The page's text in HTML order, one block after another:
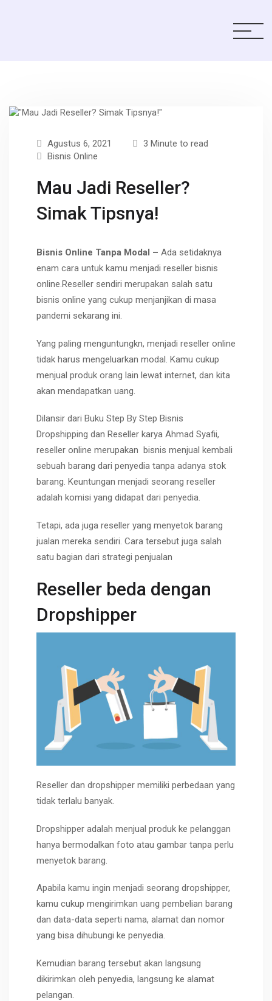
Agustus 6, 2021
3 Minute to read
Bisnis Online
Mau Jadi Reseller?
Simak Tipsnya!
Bisnis Online Tanpa Modal – Ada setidaknya
enam cara untuk kamu menjadi reseller bisnis
online.Reseller sendiri merupakan salah satu
bisnis online yang cukup menjanjikan di masa
pandemi sekarang ini.
Yang paling menguntungkn, menjadi reseller online
tidak harus mengeluarkan modal. Kamu cukup
menjual produk orang lain lewat internet, dan kita
akan mendapatkan uang.
Dilansir dari Buku Step By Step Bisnis
Dropshipping dan Reseller karya Ahmad Syafii,
reseller online merupakan bisnis menjual kembali
sebuah barang dari penyedia tanpa adanya stok
barang. Keuntungan menjadi seorang reseller
adalah komisi yang didapat dari penyedia.
Tetapi, ada juga reseller yang menyetok barang
jualan mereka sendiri. Cara tersebut juga salah
satu bagian dari strategi penjualan
Reseller beda dengan
Dropshipper
Reseller dan dropshipper memiliki perbedaan yang
tidak terlalu banyak.
Dropshipper adalah menjual produk ke pelanggan
hanya bermodalkan foto atau gambar tanpa perlu
menyetok barang.
Apabila kamu ingin menjadi seorang dropshipper,
kamu cukup mengirimkan uang pembelian barang
dan data-data seperti nama, alamat dan nomor
yang bisa dihubungi ke penyedia.
Kemudian barang tersebut akan langsung
dikirimkan oleh penyedia, langsung ke alamat
pelangan.